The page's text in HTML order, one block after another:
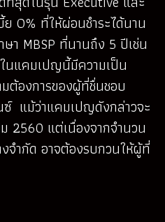
O% ที่ให้ผ่อนชำระได้นาน
า MBSP ที่นานถึง 5 ปีเช่น
นแคมเปญนี้มีความเป็น
ต้องการของผู้ที่ชื่นชอบ
ซ์ แม้ว่าแคมเปญดังกล่าวจะ
2560 แต่เนื่องจากจำนวน
จำกัด อาจต้องรบกวนให้ผู้ที่